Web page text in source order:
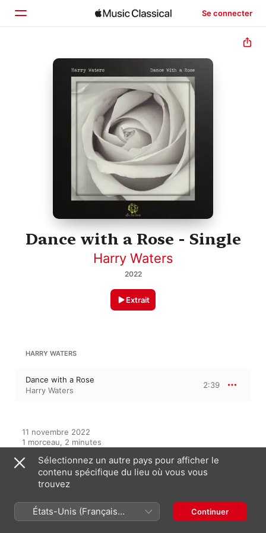
Se connecter
Accueil
Parcourir
Dance with a Rose - Single
Harry Waters
2022
Extrait
HARRY WATERS
Dance with a Rose
Harry Waters
2:39
11 novembre 2022
1 morceau, 2 minutes
Records
Sur cet album
Sélectionnez un autre pays pour afficher le
contenu spécifique du lieu où vous vous
trouvez
États-Unis (Français
France)
Continuer